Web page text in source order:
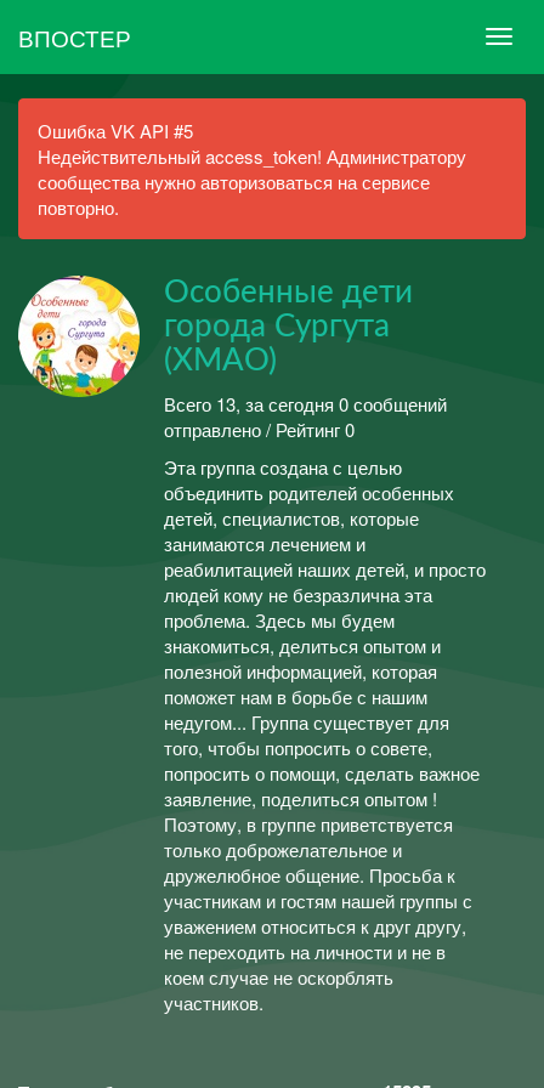
ВПОСТЕР
Ошибка VK API #5
Недействительный access_token! Администратору
сообщества нужно авторизоваться на сервисе
повторно.
Особенные дети
города Сургута
(ХМАО)
Всего 13, за сегодня 0 сообщений
отправлено / Рейтинг 0
Эта группа создана с целью
объединить родителей особенных
детей, специалистов, которые
занимаются лечением и
реабилитацией наших детей, и просто
людей кому не безразлична эта
проблема. Здесь мы будем
знакомиться, делиться опытом и
полезной информацией, которая
поможет нам в борьбе с нашим
недугом... Группа существует для
того, чтобы попросить о совете,
попросить о помощи, сделать важное
заявление, поделиться опытом !
Поэтому, в группе приветствуется
только доброжелательное и
дружелюбное общение. Просьба к
участникам и гостям нашей группы с
уважением относиться к друг другу,
не переходить на личности и не в
коем случае не оскорблять
участников.